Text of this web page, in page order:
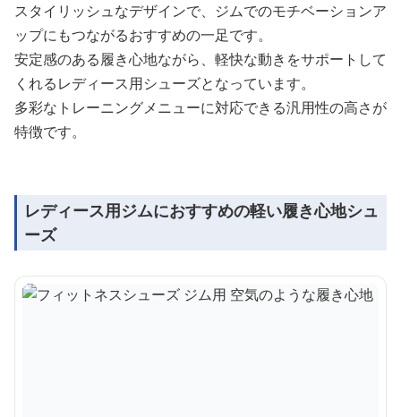
スタイリッシュなデザインで、ジムでのモチベーションア
ップにもつながるおすすめの一足です。
安定感のある履き心地ながら、軽快な動きをサポートして
くれるレディース用シューズとなっています。
多彩なトレーニングメニューに対応できる汎用性の高さが
特徴です。
レディース用ジムにおすすめの軽い履き心地シュ
ーズ